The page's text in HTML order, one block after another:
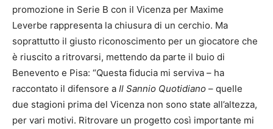
promozione in Serie B con il Vicenza per Maxime
Leverbe rappresenta la chiusura di un cerchio. Ma
soprattutto il giusto riconoscimento per un giocatore che
è riuscito a ritrovarsi, mettendo da parte il buio di
Benevento e Pisa: “Questa fiducia mi serviva – ha
raccontato il difensore a Il Sannio Quotidiano – quelle
due stagioni prima del Vicenza non sono state all’altezza,
per vari motivi. Ritrovare un progetto così importante mi